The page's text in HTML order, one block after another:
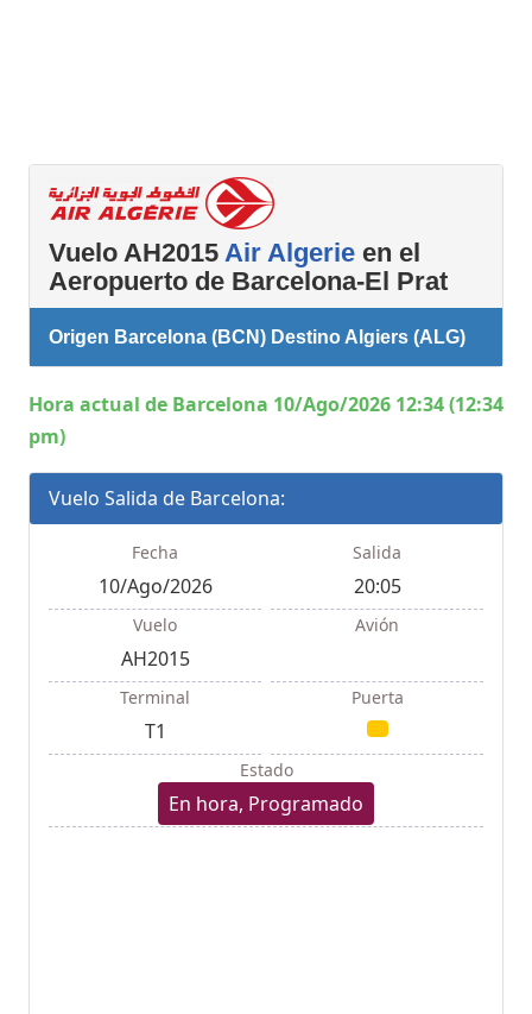
Vuelo AH2015 Air Algerie en el
Aeropuerto de Barcelona-El Prat
Origen Barcelona (BCN) Destino Algiers (ALG)
Hora actual de Barcelona 10/Ago/2026 12:34 (12:34
pm)
Vuelo Salida de Barcelona:
Fecha
10/Ago/2026
Salida
20:05
Vuelo
AH2015
Avión
Terminal
T1
Puerta
Estado
En hora, Programado